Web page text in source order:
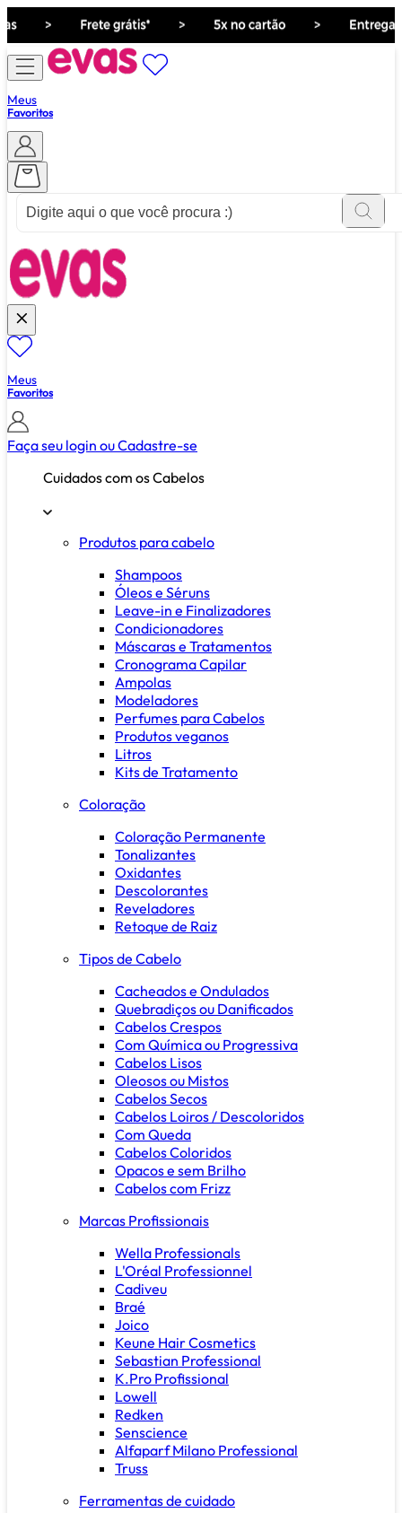
Meus
Favoritos
Meus
Favoritos
Faça seu login ouCadastre-se
Cuidados com os Cabelos
Produtos para cabelo
Shampoos
Óleos e Séruns
Leave-in e Finalizadores
Condicionadores
Máscaras e Tratamentos
Cronograma Capilar
Ampolas
Modeladores
Perfumes para Cabelos
Produtos veganos
Litros
Kits de Tratamento
Coloração
Coloração Permanente
Tonalizantes
Oxidantes
Descolorantes
Reveladores
Retoque de Raiz
Tipos de Cabelo
Cacheados e Ondulados
Quebradiços ou Danificados
Cabelos Crespos
Com Química ou Progressiva
Cabelos Lisos
Oleosos ou Mistos
Cabelos Secos
Cabelos Loiros / Descoloridos
Com Queda
Cabelos Coloridos
Opacos e sem Brilho
Cabelos com Frizz
Marcas Profissionais
Wella Professionals
L'Oréal Professionnel
Cadiveu
Braé
Joico
Keune Hair Cosmetics
Sebastian Professional
K.Pro Profissional
Lowell
Redken
Senscience
Alfaparf Milano Professional
Truss
Ferramentas de cuidado